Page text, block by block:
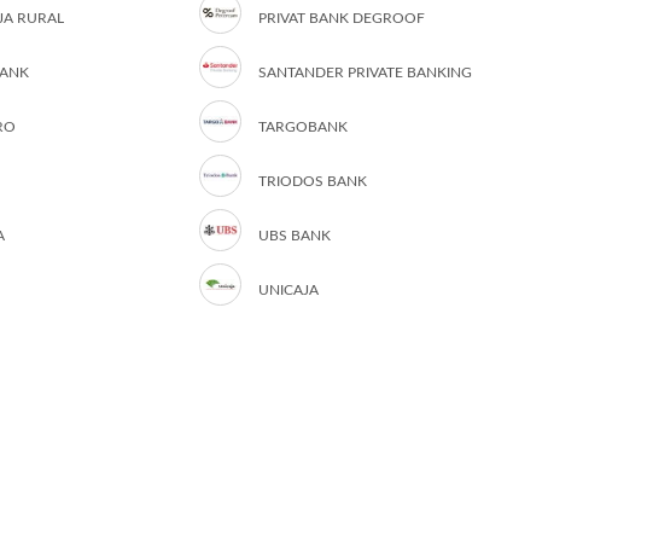
RURAL PRIVAT BANK DEGROOF
SANTANDER PRIVATE BANKING
TARGOBANK
TRIODOS BANK
UBS BANK
UNICAJA